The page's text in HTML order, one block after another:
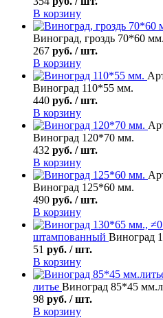
В корзину
Виноград, гроздь 70*60 мм.
267 руб. / шт.
В корзину
Виноград 110*55 мм.
440 руб. / шт.
В корзину
Виноград 120*70 мм.
432 руб. / шт.
В корзину
Виноград 125*60 мм.
490 руб. / шт.
В корзину
штампованный Виноград
51 руб. / шт.
В корзину
литье Виноград 85*45
98 руб. / шт.
В корзину